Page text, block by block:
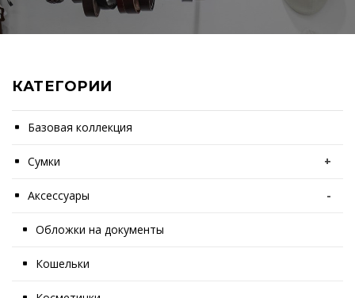
КАТЕГОРИИ
Базовая коллекция
Сумки +
Аксессуары -
Обложки на документы
Кошельки